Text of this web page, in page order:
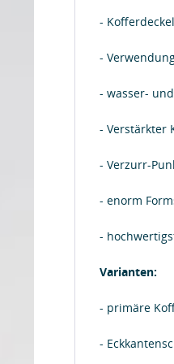
-
-
- wasser-
- Verstärkter
- Verzurr-
- enorm
-
Varianten:
- primäre
-